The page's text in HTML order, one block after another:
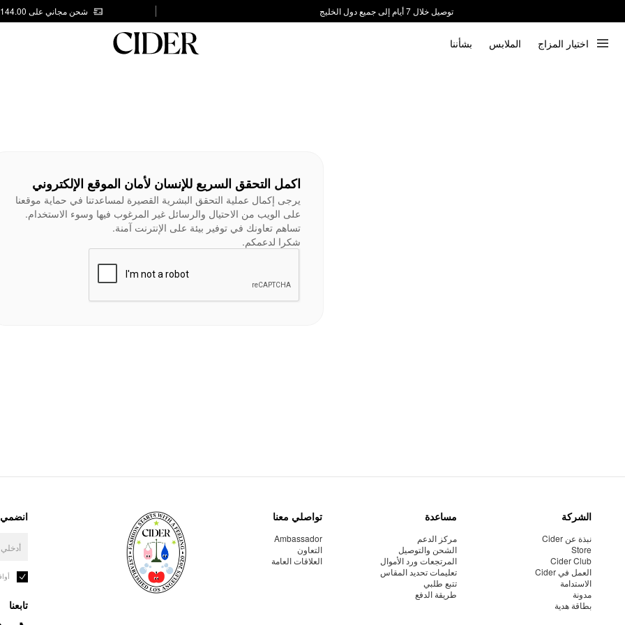
توصيل خلال 7 أيام إلى جميع دول الخليج
شحن مجاني على AED 144.00
اختيار المزاج الملابس بشأننا
اكمل التحقق السريع للإنسان لأمان الموقع الإلكتروني
يرجى إكمال عملية التحقق البشرية القصيرة لمساعدتنا في حماية موقعنا
على الويب من الاحتيال والرسائل غير المرغوب فيها وسوء الاستخدام.
تساهم تعاونك في توفير بيئة على الإنترنت آمنة.
شكرا لدعمكم.
الشركة
نبذة عن Cider
Store
Cider Club
العمل في Cider
الاستدامة
مدونة
بطاقة هدية
مساعدة
مركز الدعم
الشحن والتوصيل
المرتجعات ورد الأموال
تعليمات تحديد المقاس
تتبع طلبي
طريقة الدفع
تواصلي معنا
Ambassador
التعاون
العلاقات العامة
انضمي
تابعنا